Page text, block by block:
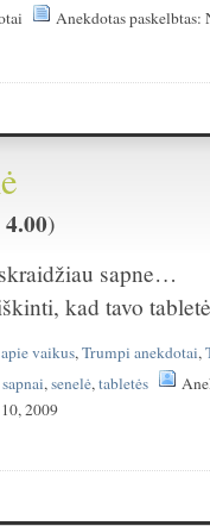
Anekdotas paskelbtas:
4.00)
sapne…
kad tavo
vaikus,Trumpi anekdotai,
sapnai,senelė,tabletės
2009